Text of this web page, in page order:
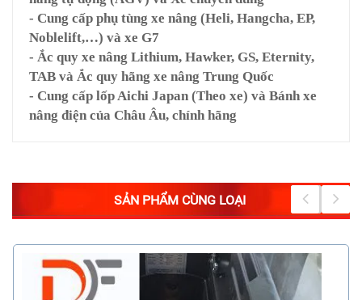
- Cung cấp phụ tùng xe nâng (Heli, Hangcha, EP,
Noblelift,…) và xe G7
- Ắc quy xe nâng Lithium, Hawker, GS, Eternity,
TAB và Ắc quy hãng xe nâng Trung Quốc
- Cung cấp lốp Aichi Japan (Theo xe) và Bánh xe
nâng điện của Châu Âu, chính hãng
SẢN PHẨM CÙNG LOẠI